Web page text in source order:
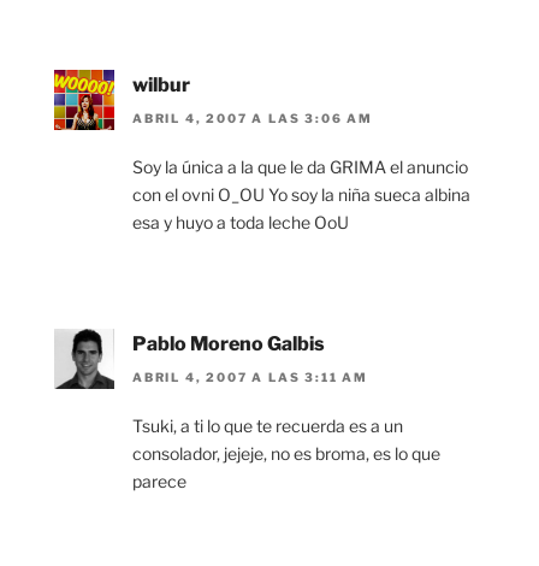
wilbur
ABRIL 4, 2007 A LAS 3:06 AM
Soy la única a la que le da GRIMA el anuncio
con el ovni O_OU Yo soy la niña sueca albina
esa y huyo a toda leche OoU
Pablo Moreno Galbis
ABRIL 4, 2007 A LAS 3:11 AM
Tsuki, a ti lo que te recuerda es a un
consolador, jejeje, no es broma, es lo que
parece